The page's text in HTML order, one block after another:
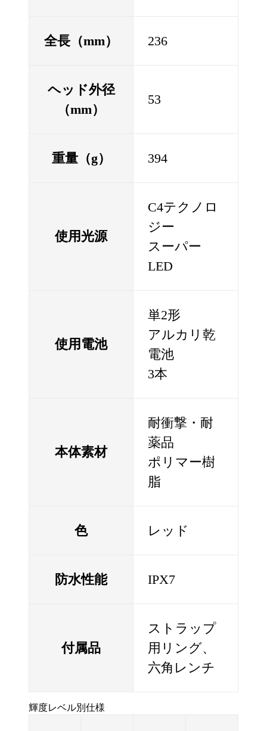
全長（mm） 236
ヘッド外径
（mm）
53
重量（g） 394
使用光源
C4テクノロ
ジー
スーパー
LED
使用電池
単2形
アルカリ乾
電池
3本
本体素材
耐衝撃・耐
薬品
ポリマー樹
脂
色 レッド
防水性能 IPX7
付属品
ストラップ
用リング、
六角レンチ
輝度レベル別仕様